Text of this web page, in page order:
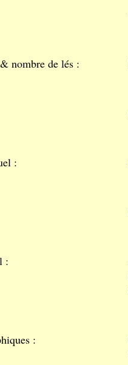
nombre de lés :
:
:
: